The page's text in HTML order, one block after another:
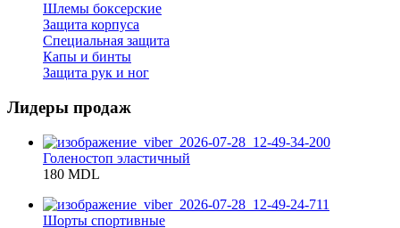
Шлемы боксерские
Защита корпуса
Специальная защита
Капы и бинты
Защита рук и ног
Лидеры продаж
Голеностоп эластичный
180 MDL
Шорты спортивные